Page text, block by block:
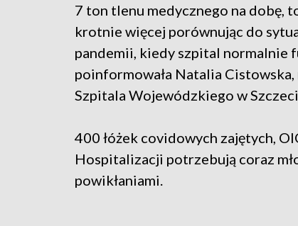
7 ton tlenu medycznego na dobę,
krotnie więcej porównując do
pandemii, kiedy szpital normalnie
poinformowała Natalia
Szpitala Wojewódzkiego w
400 łóżek covidowych zajętych,
Hospitalizacji potrzebują coraz
powikłaniami.